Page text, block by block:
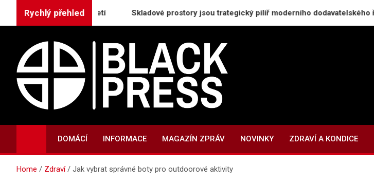
Rychlý přehled
nového tisíciletí Skladové prostory jsou trategický pilíř moderního dodavatelského řetězce
BlackPress.cz
DOMÁCÍ INFORMACE MAGAZÍN ZPRÁV NOVINKY ZDRAVÍ A KONDICE
Home Zdraví Jak vybrat správné boty pro outdoorové aktivity